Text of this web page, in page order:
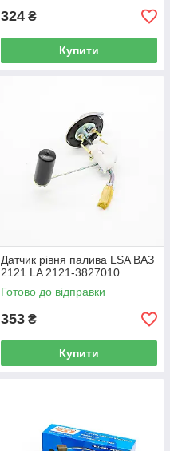
324 ₴
Купити
Датчик рівня палива LSA ВАЗ
2121 LA 2121-3827010
Готово до відправки
353 ₴
Купити